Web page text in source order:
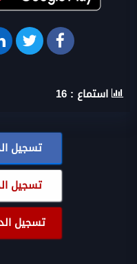
استماع : 16
تسجيل
تسجيل
تسجيل